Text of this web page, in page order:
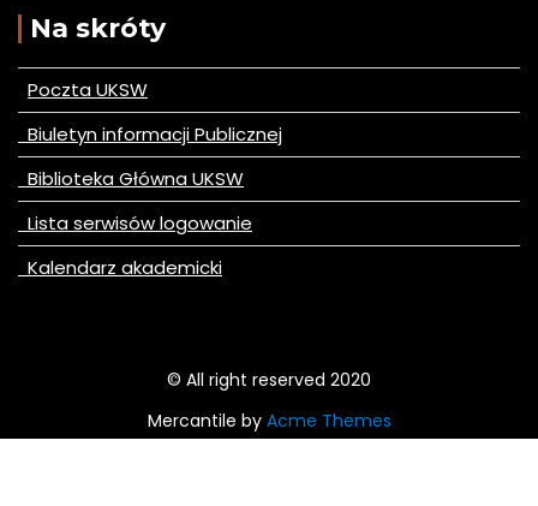
Na skróty
Poczta UKSW
Biuletyn informacji Publicznej
Biblioteka Główna UKSW
Lista serwisów logowanie
Kalendarz akademicki
© All right reserved 2020
Mercantile by Acme Themes